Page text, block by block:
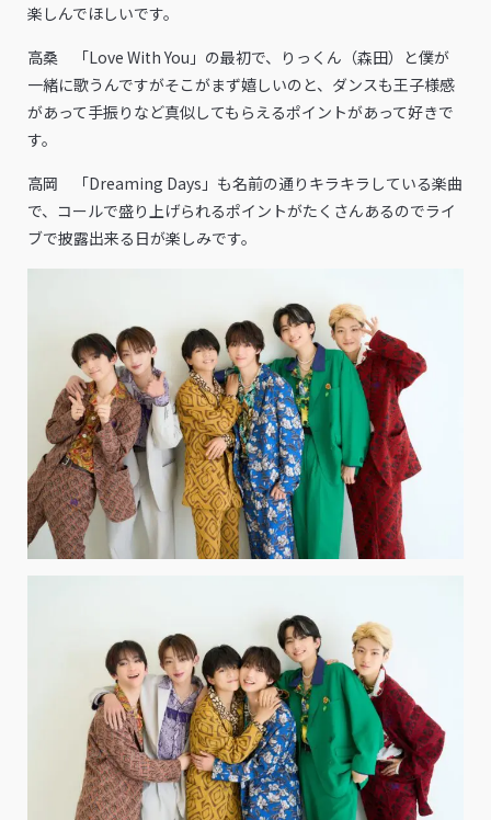
楽しんでほしいです。
高桑 「Love With You」の最初で、りっくん（森田）と僕が
一緒に歌うんですがそこがまず嬉しいのと、ダンスも王子様感
があって手振りなど真似してもらえるポイントがあって好きで
す。
高岡 「Dreaming Days」も名前の通りキラキラしている楽曲
で、コールで盛り上げられるポイントがたくさんあるのでライ
ブで披露出来る日が楽しみです。